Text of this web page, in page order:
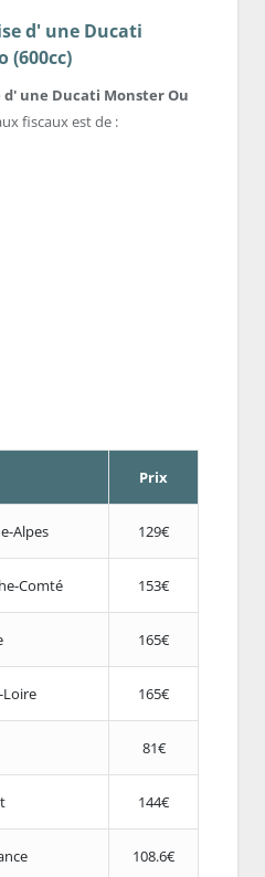
d' une Ducati
(600cc)
une Ducati Monster Ou
fiscaux est de :
Prix
Alpes 129€
Comté 153€
165€
Loire 165€
81€
144€
108.6€